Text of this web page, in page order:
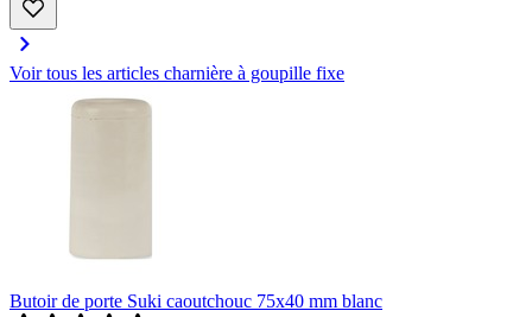
Voir tous les articles charnière à goupille fixe
Butoir de porte Suki caoutchouc 75x40 mm blanc